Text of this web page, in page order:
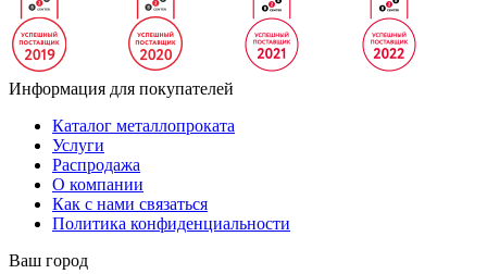
Информация для покупателей
Каталог металлопроката
Услуги
Распродажа
О компании
Как с нами связаться
Политика конфиденциальности
Ваш город